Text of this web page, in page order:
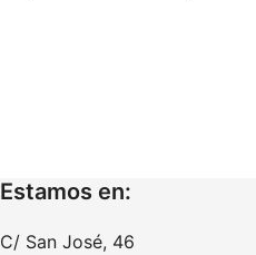
Estamos en:
C/ San José, 46